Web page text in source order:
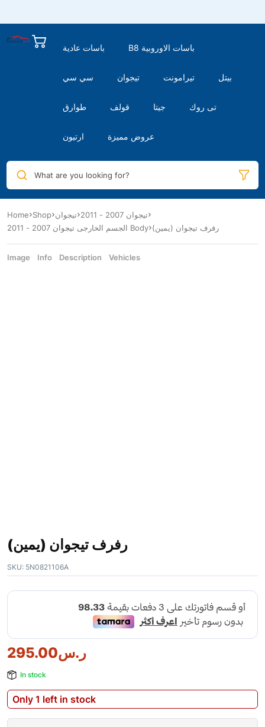
باسات عادية B8 باسات الاوروبية
سي سي تيجوان تيرامونت بيتل
طوارق قولف جيتا تى روك
ارتيون عروض مميزة
What are you looking for?
Home Shop تيجوان
تيجوان 2007 - 2011
الجسم الخارجى تيجوان 2007 - 2011 Body رفرف تيجوان (يمين)
Image Info Description Vehicles
رفرف تيجوان (يمين)
SKU: 5N0821106A
ر.س295.00
In stock
Only 1 left in stock